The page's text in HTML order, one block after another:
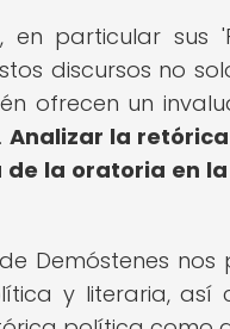
particular sus
discursos no
ofrecen un
Analizar la
la oratoria en
Demóstenes
y literaria, así